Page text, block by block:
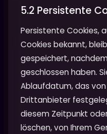
5.2 Persistente
Persistente Cookies,
Cookies bekannt,
gespeichert,
geschlossen haben.
Ablaufdatum, das
Drittanbieter
diesem Zeitpunkt
löschen, von Ihrem